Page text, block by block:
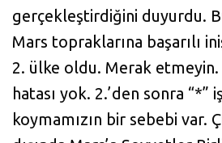
gerçekleştirdiğini duyurdu.
Mars topraklarına başarılı
2. ülke oldu. Merak etmeyin.
hatası yok. 2.’den sonra “*”
koymamızın bir sebebi var.